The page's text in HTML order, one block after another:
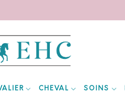
CHEVAL SOINS